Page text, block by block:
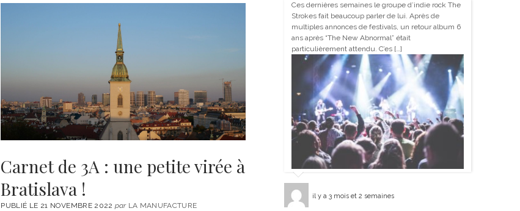
Carnet de 3A : une petite virée à
Bratislava !
PUBLIÉ LE 21 NOVEMBRE 2022parLA MANUFACTURE
Ces dernières semaines le groupe d’indie rock The
Strokes fait beaucoup parler de lui. Après de
multiples annonces de festivals, un retour album 6
ans après “The New Abnormal” était
particulièrement attendu. C’es […]
il y a 3 mois et 2 semaines